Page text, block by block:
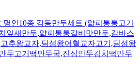
명인10종 감동만두세트 (얇피통통고기
잎새만두,얇피통통갈비맛만두,감바스
추왕교자,딤섬왕어혈교자고기,딤섬왕
두고기떡만두국,진심만두김치떡만두